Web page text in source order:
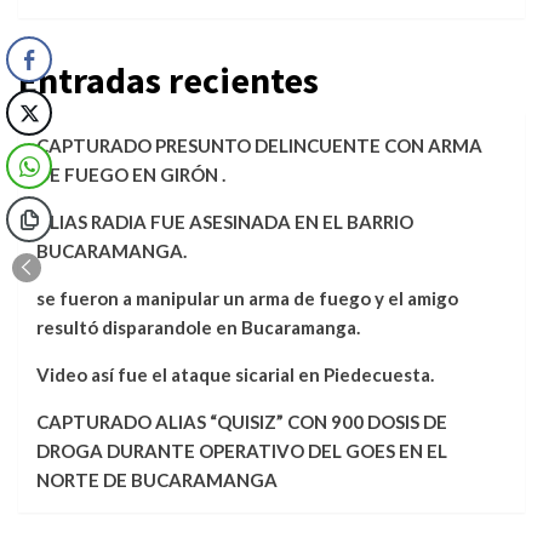
Entradas recientes
CAPTURADO PRESUNTO DELINCUENTE CON ARMA
DE FUEGO EN GIRÓN .
ALIAS RADIA FUE ASESINADA EN EL BARRIO
BUCARAMANGA.
se fueron a manipular un arma de fuego y el amigo
resultó disparandole en Bucaramanga.
Video así fue el ataque sicarial en Piedecuesta.
CAPTURADO ALIAS “QUISIZ” CON 900 DOSIS DE
DROGA DURANTE OPERATIVO DEL GOES EN EL
NORTE DE BUCARAMANGA